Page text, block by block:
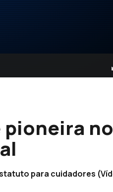
pioneira no
para cuidadores